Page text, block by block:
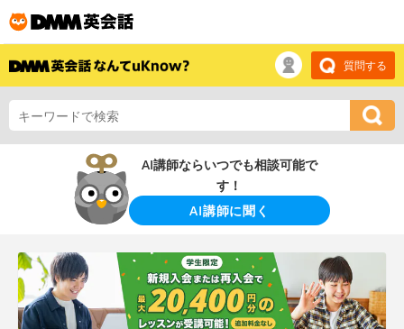
質問する
AI講師ならいつでも相談可能で
す！
AI講師に聞く